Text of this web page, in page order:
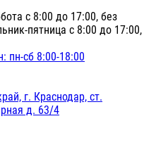
с 8:00 до 17:00, без
пятница с 8:00 до 17:00,
пн-сб 8:00-18:00
г. Краснодар, ст.
д. 63/4